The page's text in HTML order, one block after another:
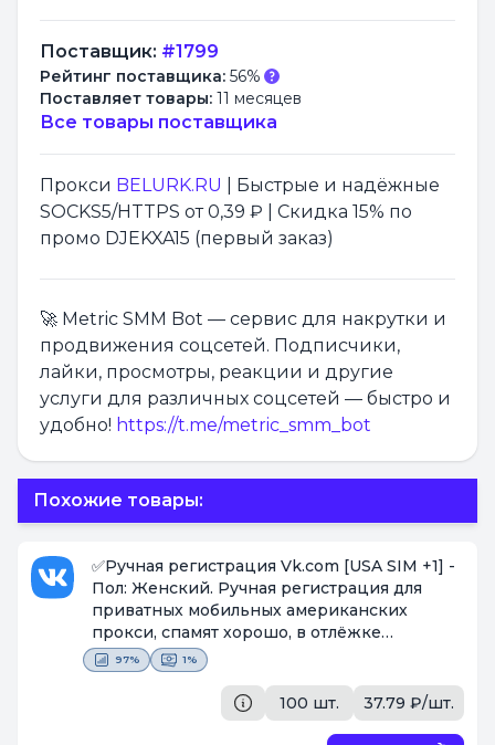
Поставщик: #1799
Рейтинг поставщика: 56%
Поставляет товары: 11 месяцев
Все товары поставщика
Прокси BELURK.RU
| Быстрые и надёжные
SOCKS5/HTTPS от 0,39 ₽ | Скидка 15% по
промо DJEKXA15 (первый заказ)
🚀 Metric SMM Bot — сервис для накрутки и
продвижения соцсетей. Подписчики,
лайки, просмотры, реакции и другие
услуги для различных соцсетей — быстро и
удобно! https://t.me/metric_smm_bot
Похожие товары:
✅Ручная регистрация Vk.com [USA SIM +1] -
Пол: Женский. Ручная регистрация для
приватных мобильных американских
прокси, спамят хорошо, в отлёжке
умирают✅[Поставщик #1750]
97% 1%
100 шт. 37.79 ₽/шт.